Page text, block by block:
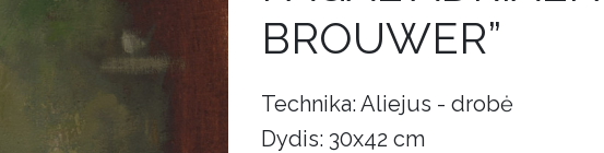
BROUWER”
Technika: Aliejus - drobė
Dydis: 30x42 cm